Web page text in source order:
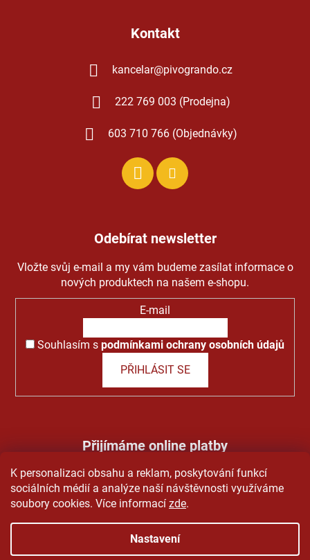
K personalizaci obsahu a reklam, poskytování funkcí
sociálních médií a analýze naší návštěvnosti využíváme
soubory cookies. Více informací zde.
Nastavení
Kontakt
kancelar@pivogrando.cz
222 769 003 (Prodejna)
603 710 766 (Objednávky)
Odebírat newsletter
Vložte svůj e-mail a my vám budeme zasílat informace o
nových produktech na našem e-shopu.
E-mail
Souhlasím s podmínkami ochrany osobních údajů
PŘIHLÁSIT SE
Přijímáme online platby
Vytvořil Shoptet&PekneWeby